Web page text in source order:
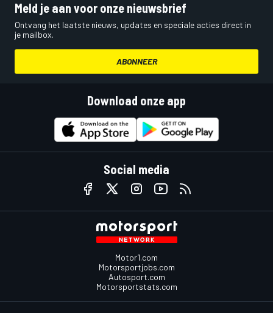
Meld je aan voor onze nieuwsbrief
Ontvang het laatste nieuws, updates en speciale acties direct in
je mailbox.
ABONNEER
Download onze app
Social media
Motor1.com
Motorsportjobs.com
Autosport.com
Motorsportstats.com